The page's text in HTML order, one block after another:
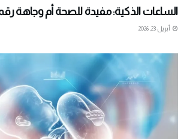
الساعات الذكية: مفيدة للصحة أم وجاهة
أبريل 23, 2026